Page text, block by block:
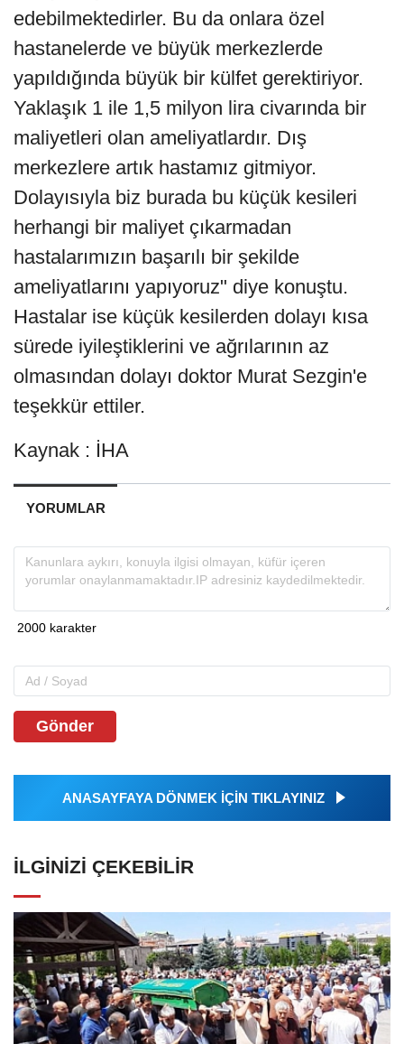
edebilmektedirler. Bu da onlara özel
hastanelerde ve büyük merkezlerde
yapıldığında büyük bir külfet gerektiriyor.
Yaklaşık 1 ile 1,5 milyon lira civarında bir
maliyetleri olan ameliyatlardır. Dış
merkezlere artık hastamız gitmiyor.
Dolayısıyla biz burada bu küçük kesileri
herhangi bir maliyet çıkarmadan
hastalarımızın başarılı bir şekilde
ameliyatlarını yapıyoruz" diye konuştu.
Hastalar ise küçük kesilerden dolayı kısa
sürede iyileştiklerini ve ağrılarının az
olmasından dolayı doktor Murat Sezgin'e
teşekkür ettiler.
Kaynak : İHA
YORUMLAR
Gönder
ANASAYFAYA DÖNMEK İÇİN TIKLAYINIZ
İLGINIZI ÇEKEBILIR